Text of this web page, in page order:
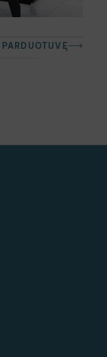
Į PARDUOTUVĘ